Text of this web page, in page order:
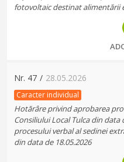
fotovoltaic destinat alimentării
Nr. 47 / 28.05.2026
Caracter individual
Hotărâre privind aprobarea
Consiliului Local Tulca din data
procesului verbal al sedinei
din data de 18.05.2026